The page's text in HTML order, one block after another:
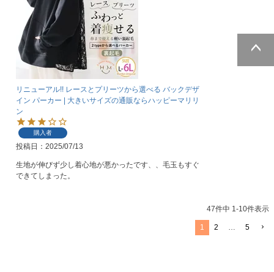
リニューアル!! レースとプリーツから選べる バックデザ
イン パーカー | 大きいサイズの通販ならハッピーマリリ
ン
購入者
投稿日 2025/07/13
生地が伸びず少し着心地が悪かったです、、毛玉もすぐ
できてしまった。
47件中 1-10件表示
1 2 … 5